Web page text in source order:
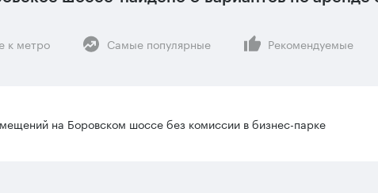
к метро Самые популярные Рекомендуемые
на Боровском шоссе без комиссии в бизнес-парке